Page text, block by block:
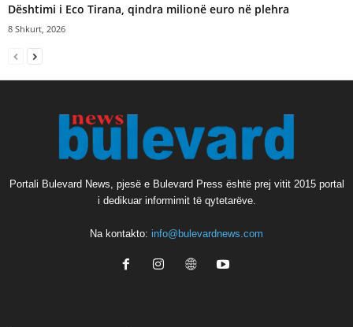
Dështimi i Eco Tirana, qindra milionë euro në plehra
8 Shkurt, 2026
Portali Bulevard News, pjesë e Bulevard Press është prej vitit 2015 portal
i dedikuar informimit të qytetarëve.
Na kontakto: info@bulevardnews.com